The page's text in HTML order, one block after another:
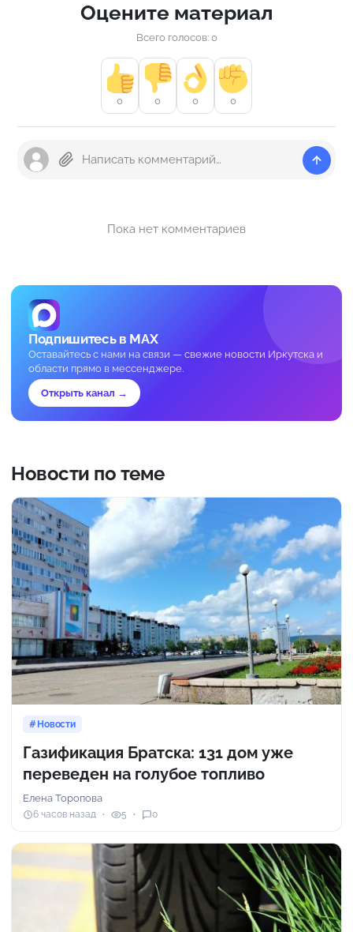
Оцените материал
Всего голосов: 0
0 0 0 0
Пока нет комментариев
Подпишитесь в MAX
Оставайтесь с нами на связи — свежие новости Иркутска и
области прямо в мессенджере.
Открыть канал →
Новости по теме
Новости
Газификация Братска: 131 дом уже
переведен на голубое топливо
Елена Торопова
6 часов назад 5 0